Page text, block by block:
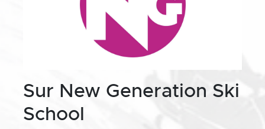
Sur New Generation Ski
School